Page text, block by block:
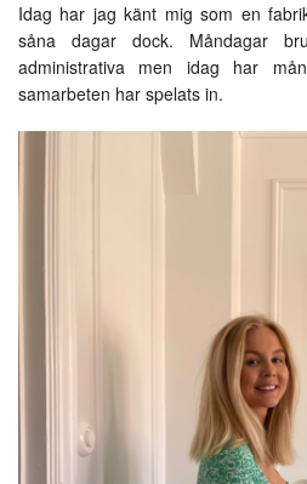
Idag har jag känt mig som en
såna dagar dock. Måndagar
administrativa men idag har
samarbeten har spelats in.